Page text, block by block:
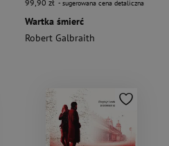
99,90 zł - sugerowana cena detaliczna
Wartka śmierć
Robert Galbraith